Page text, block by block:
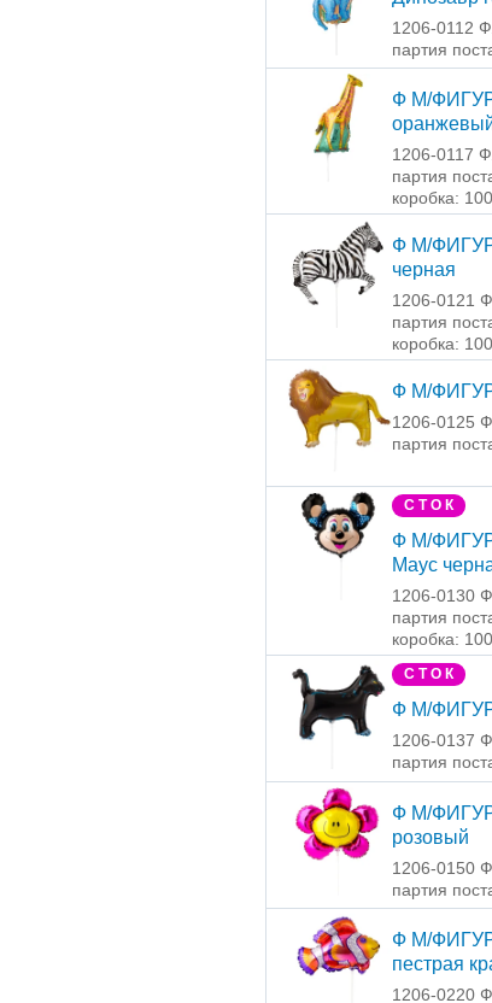
1206-0112
партия
Ф М/
1206-0117
партия
коробка:
Ф М/
черная
1206-0121
партия
коробка:
Ф М/
1206-0125
партия
С Т О К
Ф М/
Маус
1206-0130
партия
коробка:
С Т О К
Ф М/
1206-0137
партия
Ф М/
розовый
1206-0150
партия
Ф М/
пестрая
1206-0220